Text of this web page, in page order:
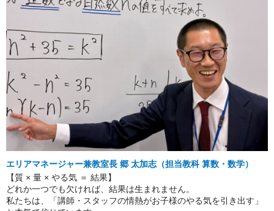
エリアマネージャー兼教室長 郷 太加志（担当教科 算数・数学）
【質 × 量 × やる気 ＝ 結果】
どれか一つでも欠ければ、結果は生まれません。
私たちは、「講師・スタッフの情熱がお子様のやる気を引き出す」